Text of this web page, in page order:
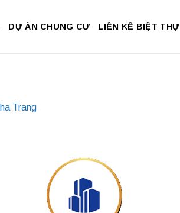
DỰ ÁN CHUNG CƯ LIỀN KỀ BIỆT THỰ
Trang